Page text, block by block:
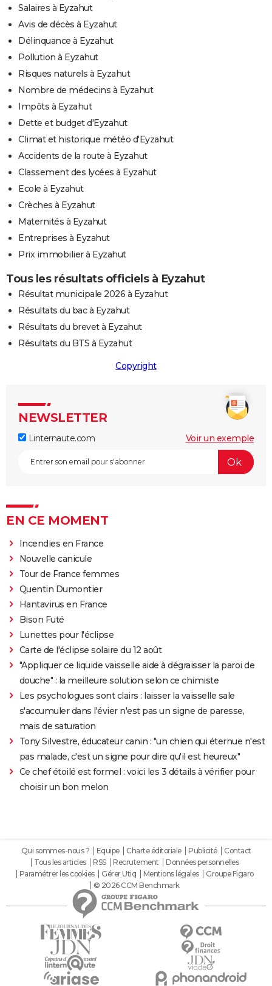
Salaires à Eyzahut
Avis de décès à Eyzahut
Délinquance à Eyzahut
Pollution à Eyzahut
Risques naturels à Eyzahut
Nombre de médecins à Eyzahut
Impôts à Eyzahut
Dette et budget d'Eyzahut
Climat et historique météo d'Eyzahut
Accidents de la route à Eyzahut
Classement des lycées à Eyzahut
Ecole à Eyzahut
Crèches à Eyzahut
Maternités à Eyzahut
Entreprises à Eyzahut
Prix immobilier à Eyzahut
Tous les résultats officiels à Eyzahut
Résultat municipale 2026 à Eyzahut
Résultats du bac à Eyzahut
Résultats du brevet à Eyzahut
Résultats du BTS à Eyzahut
Copyright
NEWSLETTER
Linternaute.com Voir un exemple
EN CE MOMENT
Incendies en France
Nouvelle canicule
Tour de France femmes
Quentin Dumontier
Hantavirus en France
Bison Futé
Lunettes pour l'éclipse
Carte de l'éclipse solaire du 12 août
"Appliquer ce liquide vaisselle aide à dégraisser la paroi de
douche" : la meilleure solution selon ce chimiste
Les psychologues sont clairs : laisser la vaisselle sale
s'accumuler dans l'évier n'est pas un signe de paresse,
mais de saturation
Tony Silvestre, éducateur canin : "un chien qui éternue n'est
pas malade, c'est un signe pour dire qu'il est heureux"
Ce chef étoilé est formel : voici les 3 détails à vérifier pour
choisir un bon melon
Qui sommes-nous ? Equipe Charte éditoriale Publicité
Contact
Tous les articles
RSS Recrutement
Données personnelles
Paramétrer les cookies
Gérer Utiq Mentions légales
Groupe Figaro
© 2026 CCM Benchmark